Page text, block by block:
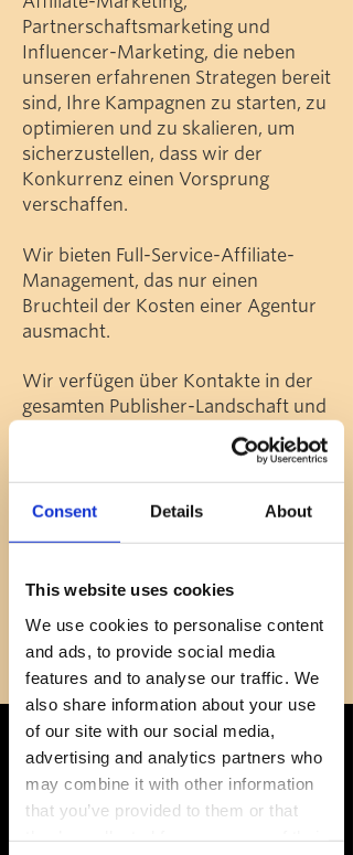
Consent Details About
This website uses cookies
We use cookies to personalise content
and ads, to provide social media
features and to analyse our traffic. We
also share information about your use
of our site with our social media,
advertising and analytics partners who
may combine it with other information
that you’ve provided to them or that
Partnerschaftsmarketing und
Influencer-Marketing, die neben
unseren erfahrenen Strategen bereit
sind, Ihre Kampagnen zu starten, zu
optimieren und zu skalieren, um
sicherzustellen, dass wir der
Konkurrenz einen Vorsprung
verschaffen.
Wir bieten Full-Service-Affiliate-
Management, das nur einen
Bruchteil der Kosten einer Agentur
ausmacht.
Wir verfügen über Kontakte in der
gesamten Publisher-Landschaft und
Erfahrung mit allen großen Affiliate-
Netzwerken, um Sie bei der
Skalierung und dem Ausbau Ihres
Programms zu unterstützen.
Strategien, um sowohl Ihren Umsatz
steigern.
Unsere Affiliate-
Marketing-